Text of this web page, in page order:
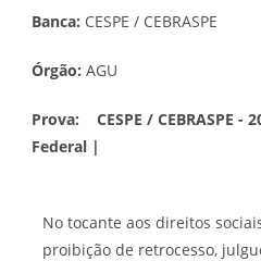
Banca: CESPE / CEBRASPE
Órgão: AGU
Prova:
CESPE / CEBRASPE
Federal |
No tocante aos direitos
proibição de retrocesso,